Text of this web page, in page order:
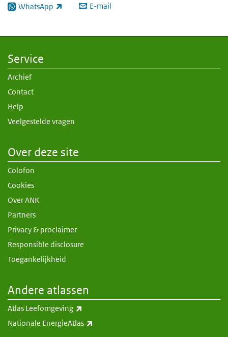
WhatsApp
(externe link) E-mail
Service
Archief
Contact
Help
Veelgestelde vragen
Over deze site
Colofon
Cookies
Over ANK
Partners
Privacy & proclaimer
Responsible disclosure
Toegankelijkheid
Andere atlassen
Atlas Leefomgeving
Nationale EnergieAtlas